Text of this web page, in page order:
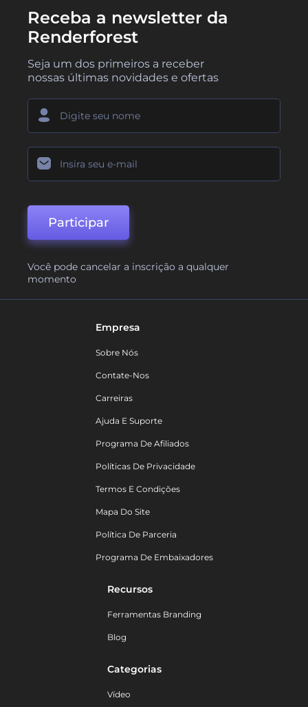
Receba a newsletter da
Renderforest
Seja um dos primeiros a receber
nossas últimas novidades e ofertas
Participar
Você pode cancelar a inscrição a qualquer
momento
Empresa
Sobre Nós
Contate-Nos
Carreiras
Ajuda E Suporte
Programa De Afiliados
Políticas De Privacidade
Termos E Condições
Mapa Do Site
Política De Parceria
Programa De Embaixadores
Recursos
Ferramentas Branding
Blog
Categorias
Vídeo